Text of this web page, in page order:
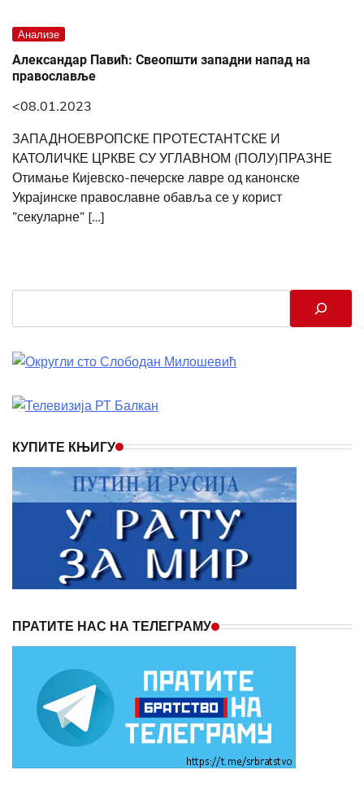
Анализе
Александар Павић: Свеопшти западни напад на
православље
<08.01.2023
ЗАПАДНОЕВРОПСКЕ ПРОТЕСТАНТСКЕ И
КАТОЛИЧКЕ ЦРКВЕ СУ УГЛАВНОМ (ПОЛУ)ПРАЗНЕ
Отимање Кијевско-печерске лавре од канонске
Украјинске православне обавља се у корист
”секуларне” […]
КУПИТЕ КЊИГУ
ПРАТИТЕ НАС НА ТЕЛЕГРАМУ